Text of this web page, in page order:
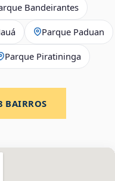
Bandeirantes
Parque Paduan
Parque Piratininga
BAIRROS